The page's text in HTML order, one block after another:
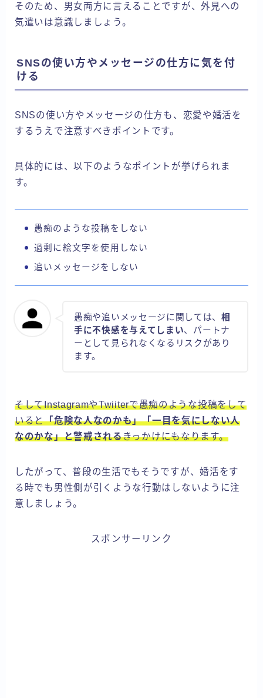
そのため、男女両方に言えることですが、外見への
気遣いは意識しましょう。
SNSの使い方やメッセージの仕方に気を付
ける
SNSの使い方やメッセージの仕方も、恋愛や婚活を
するうえで注意すべきポイントです。
具体的には、以下のようなポイントが挙げられま
す。
愚痴のような投稿をしない
過剰に絵文字を使用しない
追いメッセージをしない
愚痴や追いメッセージに関しては、相
手に不快感を与えてしまい、パートナ
ーとして見られなくなるリスクがあり
ます。
そしてInstagramやTwiiterで愚痴のような投稿をして
いると「危険な人なのかも」「一目を気にしない人
なのかな」と警戒されるきっかけにもなります。
したがって、普段の生活でもそうですが、婚活をす
る時でも男性側が引くような行動はしないように注
意しましょう。
スポンサーリンク